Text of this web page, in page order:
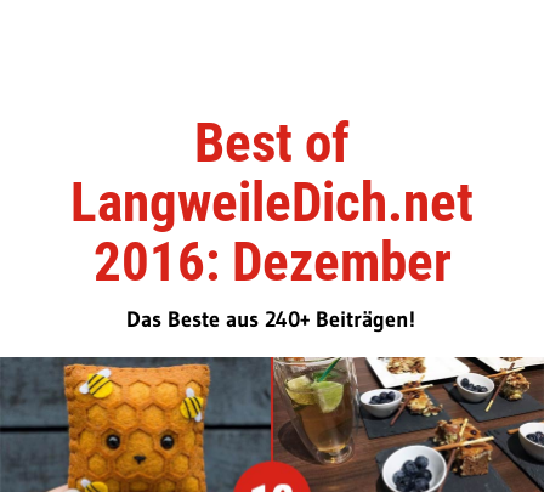
Best of
LangweileDich.net
2016: Dezember
Das Beste aus 240+ Beiträgen!